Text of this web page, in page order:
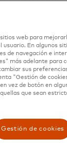
las entidades
de clientes, a
lo mismo:
más
con sus
una
espacio para
geopolíticas y
global, y
la ciudad de
web para
En algunos
de navegación e
más adelante para
sus
"Gestión de
vez de botón en
que sean
Gestión de cookies